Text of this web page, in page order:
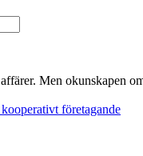
Men okunskapen
företagande